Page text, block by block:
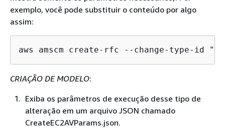
exemplo, você pode substituir o conteúdo por algo
assim:
aws amscm create-rfc --change-type-id
CRIAÇÃO DE MODELO:
Exiba os parâmetros de execução desse tipo de
alteração em um arquivo JSON chamado
CreateEC2AVParams.json.